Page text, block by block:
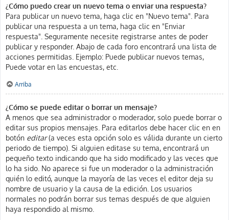
¿Cómo puedo crear un nuevo tema o enviar una respuesta?
Para publicar un nuevo tema, haga clic en "Nuevo tema". Para
publicar una respuesta a un tema, haga clic en "Enviar
respuesta". Seguramente necesite registrarse antes de poder
publicar y responder. Abajo de cada foro encontrará una lista de
acciones permitidas. Ejemplo: Puede publicar nuevos temas,
Puede votar en las encuestas, etc.
Arriba
¿Cómo se puede editar o borrar un mensaje?
A menos que sea administrador o moderador, solo puede borrar o
editar sus propios mensajes. Para editarlos debe hacer clic en en
botón editar(a veces esta opción solo es válida durante un cierto
periodo de tiempo). Si alguien editase su tema, encontrará un
pequeño texto indicando que ha sido modificado y las veces que
lo ha sido. No aparece si fue un moderador o la administración
quién lo editó, aunque la mayoría de las veces el editor deja su
nombre de usuario y la causa de la edición. Los usuarios
normales no podrán borrar sus temas después de que alguien
haya respondido al mismo.